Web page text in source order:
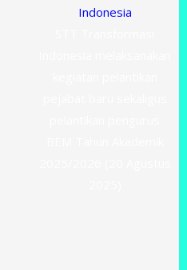
Indonesia